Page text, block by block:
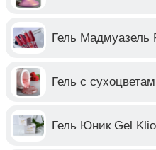
Гель Мадмуазель
Гель с
Гель Юник Gel